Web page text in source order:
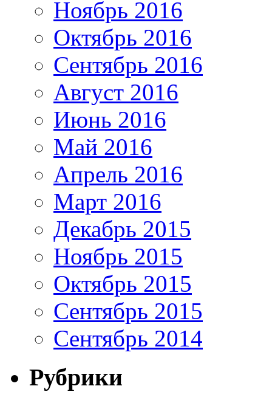
Ноябрь 2016
Октябрь 2016
Сентябрь 2016
Август 2016
Июнь 2016
Май 2016
Апрель 2016
Март 2016
Декабрь 2015
Ноябрь 2015
Октябрь 2015
Сентябрь 2015
Сентябрь 2014
Рубрики